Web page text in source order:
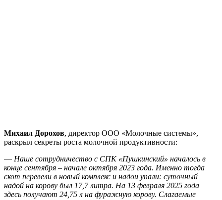
Михаил Дорохов, директор ООО «Молочные системы»,
раскрыл секреты роста молочной продуктивности:
— Наше сотрудничество с СПК «Пушкинский» началось в
конце сентября – начале октября 2023 года. Именно тогда
скот перевели в новый комплекс и надои упали: суточный
надой на корову был 17,7 литра. На 13 февраля 2025 года
здесь получают 24,75 л на фуражную корову. Слагаемые